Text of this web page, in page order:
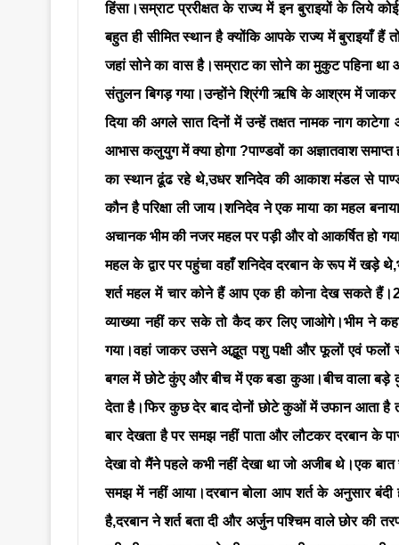
हिंसा।सम्राट प्ररीक्षत के राज्य में इन बुराइयों के लिये
बहुत ही सीमित स्थान है क्योंकि आपके राज्य में बुराइयाँ हैं
जहां सोने का वास है।सम्राट का सोने का मुकुट पहिना
संतुलन बिगड़ गया।उन्होंने श्रिंगी ऋषि के आश्रम में
दिया की अगले सात दिनों में उन्हें तक्षत नामक नाग
आभास कलुयुग में क्या होगा ?पाण्डवों का अज्ञातवाश
का स्थान ढूंढ रहे थे,उधर शनिदेव की आकाश मंडल से
कौन है परिक्षा ली जाय।शनिदेव ने एक माया का महल
अचानक भीम की नजर महल पर पड़ी और वो आकर्षित हो
महल के द्वार पर पहुंचा वहाँ शनिदेव दरबान के रूप में खड़े
शर्त महल में चार कोने हैं आप एक ही कोना देख सकते
व्याख्या नहीं कर सके तो कैद कर लिए जाओगे।भीम ने
गया।वहां जाकर उसने अद्भूत पशु पक्षी और फूलों एवं
बगल में छोटे कुंए और बीच में एक बडा कुआ।बीच वाला बड़े
देता है।फिर कुछ देर बाद दोनों छोटे कुओं में उफान आता है
बार देखता है पर समझ नहीं पाता और लौटकर दरबान के
देखा वो मैंने पहले कभी नहीं देखा था जो अजीब थे।एक बात
समझ में नहीं आया।दरबान बोला आप शर्त के अनुसार
है,दरबान ने शर्त बता दी और अर्जुन पश्चिम वाले छोर